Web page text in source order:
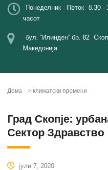
Понеделник - Петок 8.30 -
часот
бул. “Илинден“ бр. 82
Македонија
Дома > климатски промени
Град Скопје:
Сектор Здравство
јули 7, 2020